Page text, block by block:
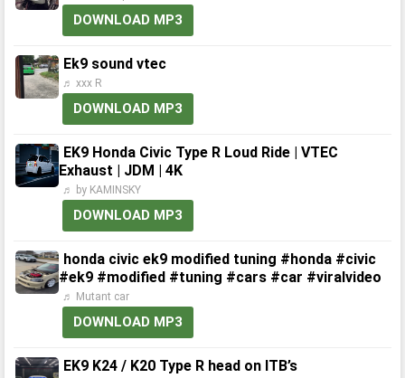
DOWNLOAD MP3
Ek9 sound vtec
♬ xxx R
DOWNLOAD MP3
EK9 Honda Civic Type R Loud Ride | VTEC
Exhaust | JDM | 4K
♬ by KAMINSKY
DOWNLOAD MP3
honda civic ek9 modified tuning #honda #civic
#ek9 #modified #tuning #cars #car #viralvideo
♬ Mutant car
DOWNLOAD MP3
EK9 K24 / K20 Type R head on ITB’s